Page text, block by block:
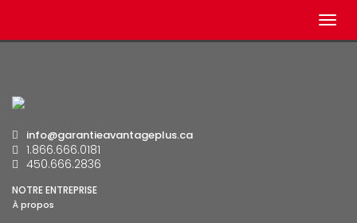
info@garantieavantageplus.ca
1.866.666.0181
450.666.2836
NOTRE ENTREPRISE
À propos